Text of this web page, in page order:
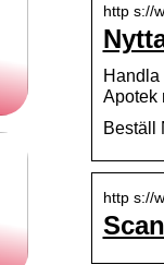
http s://
Apotek
Beställ
http s://